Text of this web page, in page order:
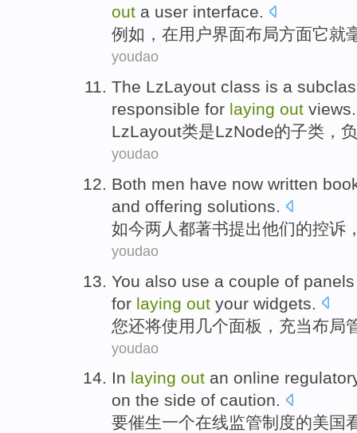
out a user interface.
例如 ， 在用户界面布局方面它就
youdao
The LzLayout class is a
responsible for laying out views.
LzLayout类是LzNode的子类 ，
youdao
Both men have now written
and offering solutions.
如今两人 都著书提出他们的控诉
youdao
You also use a couple of panels
for laying out your widgets
您还将使用 几个面板 ， 充当布局
youdao
In laying out an online
on the side of caution.
要催生一个在线监管制度的美国